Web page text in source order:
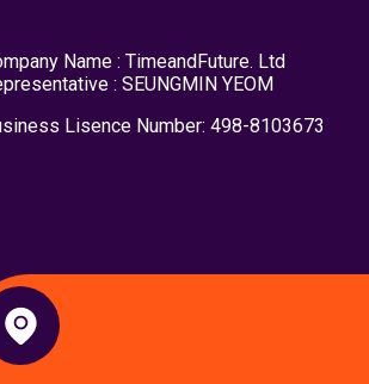
Name : TimeandFuture. Ltd
: SEUNGMIN YEOM
Lisence Number: 498-8103673